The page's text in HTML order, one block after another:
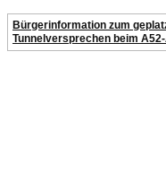
Bürgerinformation zum
Tunnelversprechen beim